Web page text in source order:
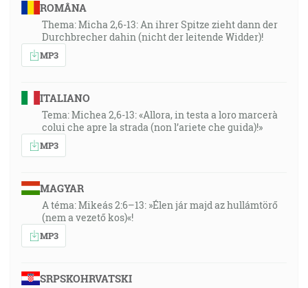
ROMÂNA
Thema: Micha 2,6-13: An ihrer Spitze zieht dann der
Durchbrecher dahin (nicht der leitende Widder)!
MP3
ITALIANO
Tema: Michea 2,6-13: «Allora, in testa a loro marcerà
colui che apre la strada (non l’ariete che guida)!»
MP3
MAGYAR
A téma: Mikeás 2:6–13: »Élen jár majd az hullámtörő
(nem a vezető kos)«!
MP3
SRPSKOHRVATSKI